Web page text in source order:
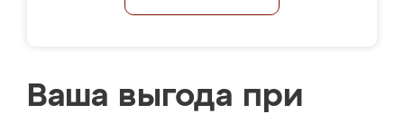
Ваша выгода при